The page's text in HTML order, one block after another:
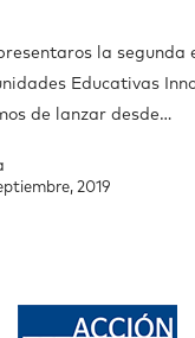
la segunda
Educativas
de lanzar desde…
2019